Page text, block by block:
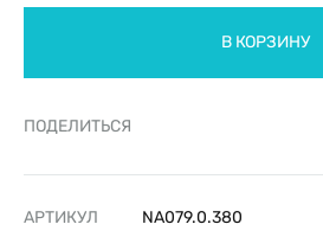
В КОРЗИНУ
ПОДЕЛИТЬСЯ
АРТИКУЛ
NA079.0.380